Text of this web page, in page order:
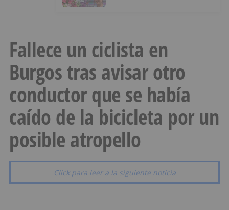
Fallece un ciclista en
Burgos tras avisar otro
conductor que se había
caído de la bicicleta por un
posible atropello
Click para leer a la siguiente noticia